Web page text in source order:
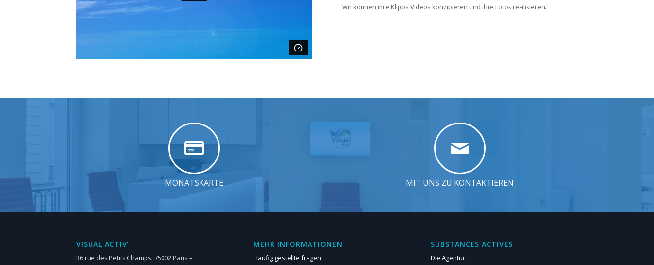
Wir können ihre Klipps Videos konzipieren und ihre Fotos realisieren.
MONATSKARTE MIT UNS ZU KONTAKTIEREN
VISUAL ACTIV‘
36 rue des Petits Champs, 75002 Paris –
MEHR INFORMATIONEN
Häufig gestellte fragen
SUBSTANCES ACTIVES
Die Agentur